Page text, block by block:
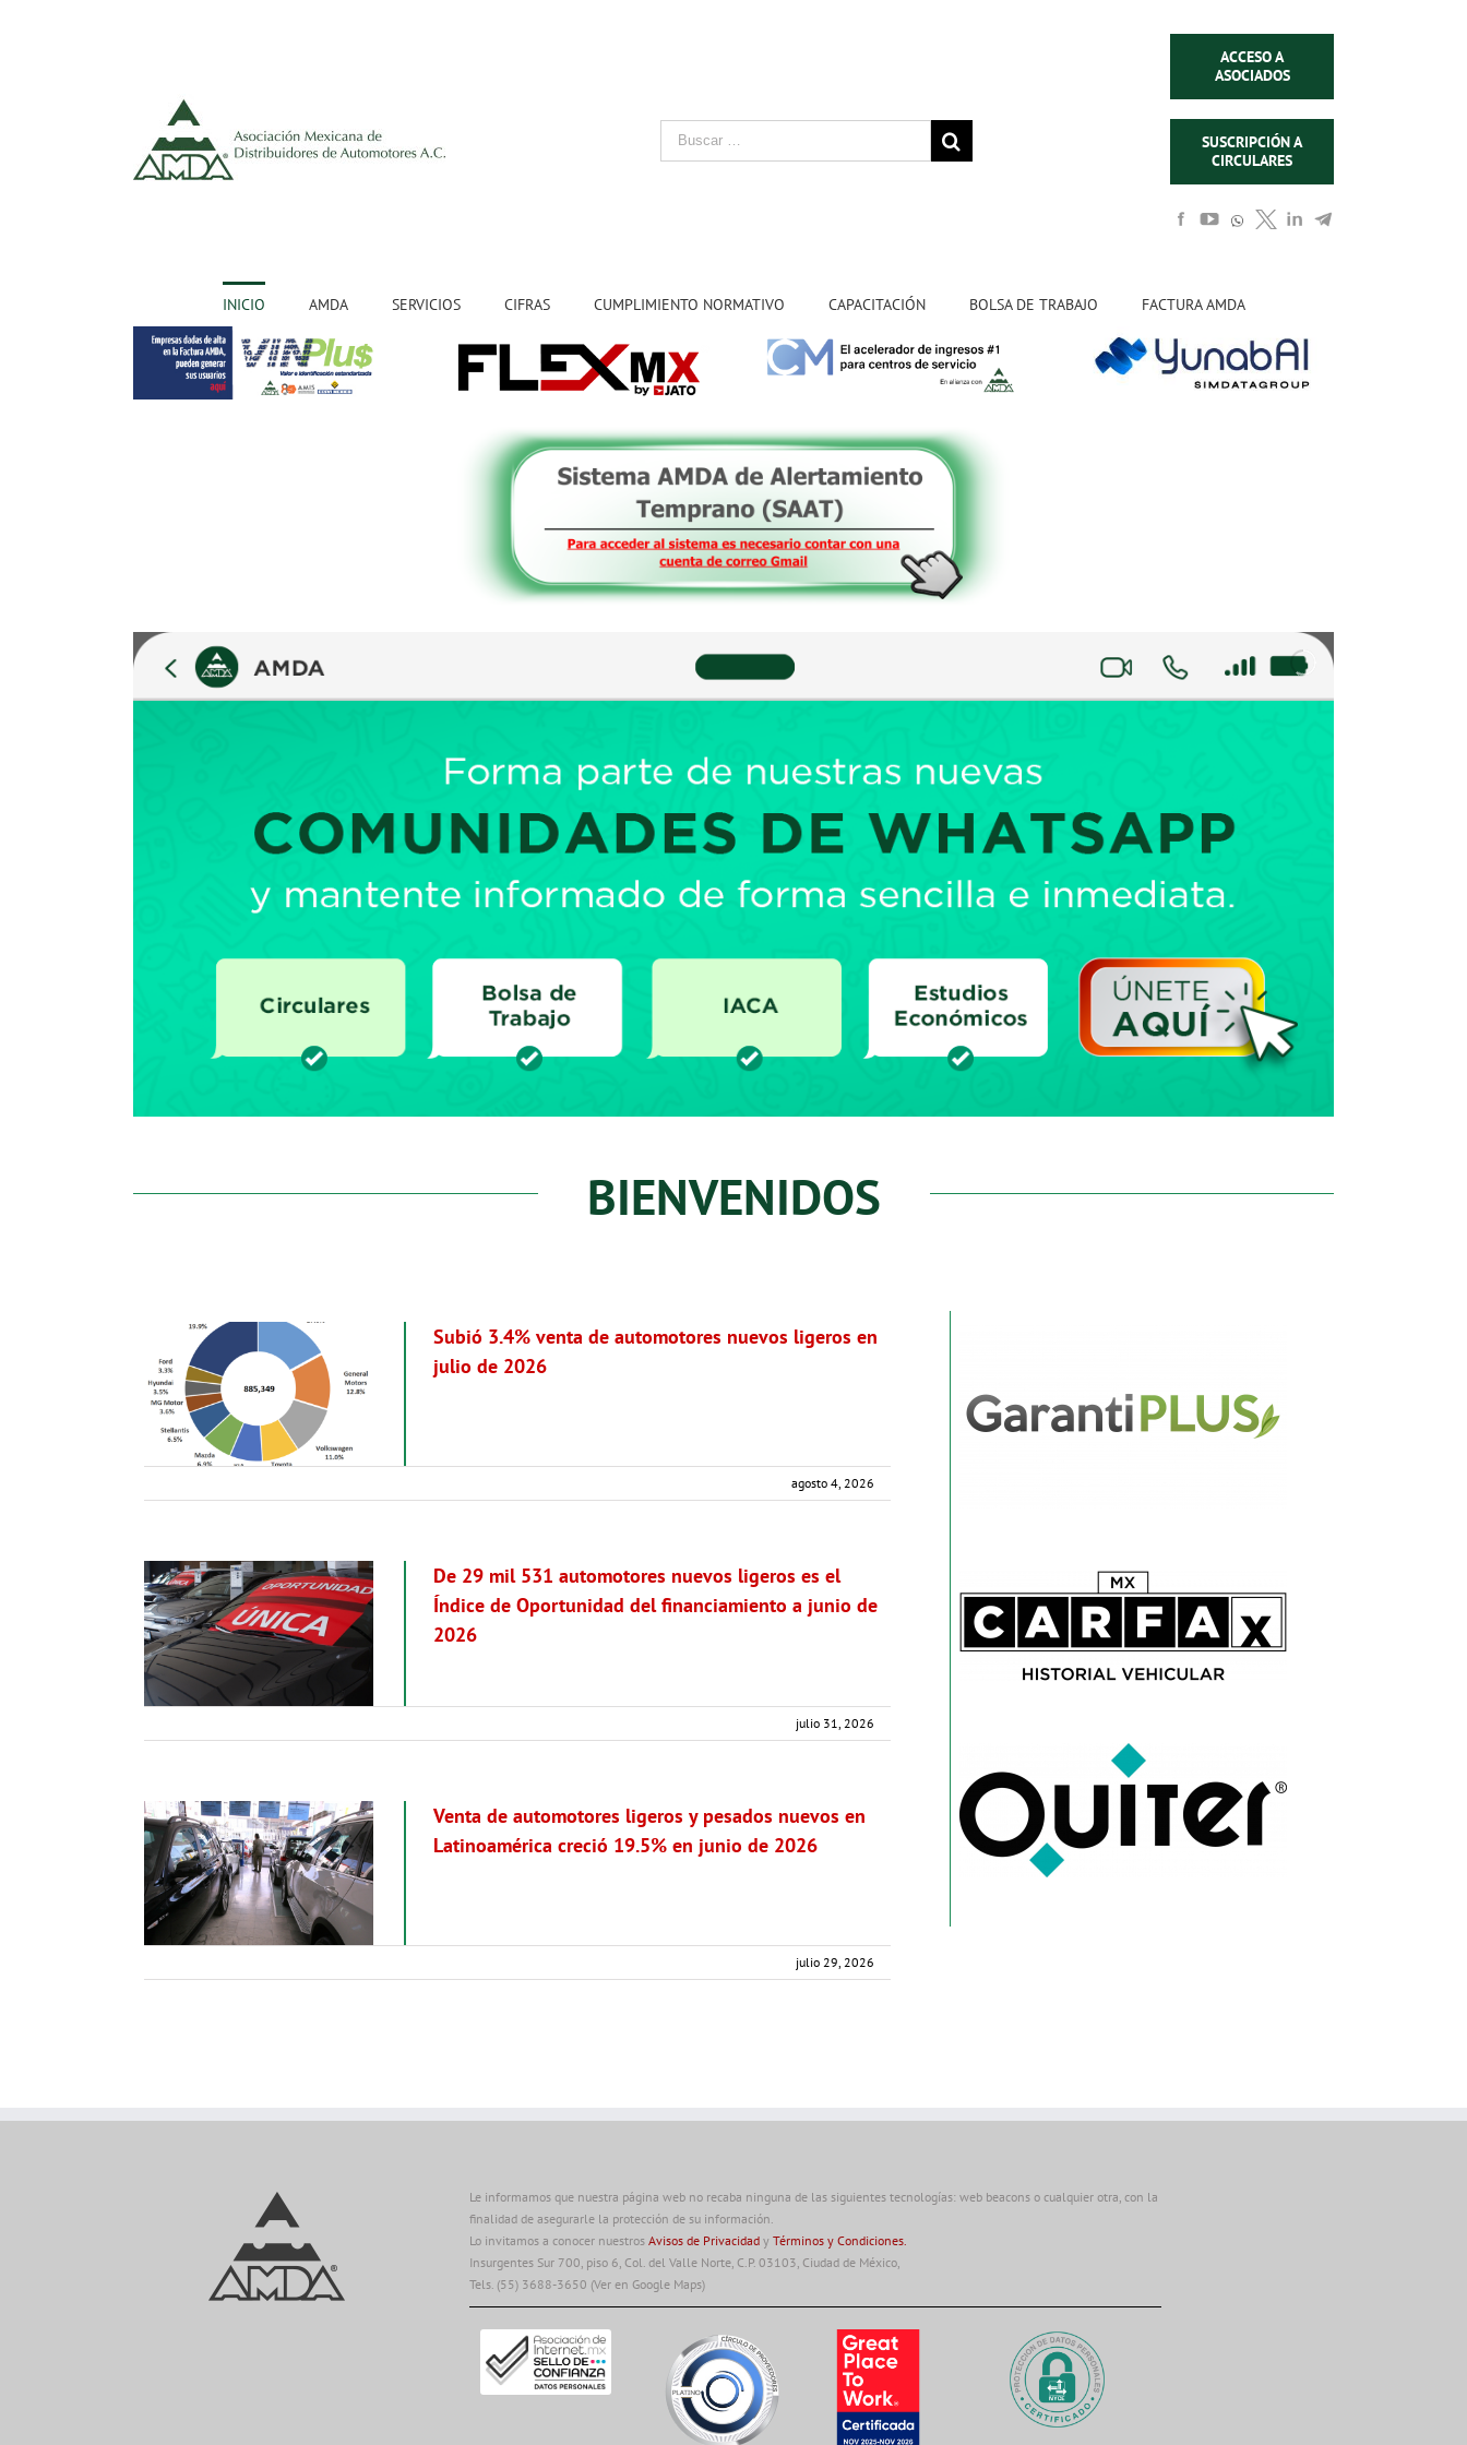
ACCESO A
ASOCIADOS
SUSCRIPCIÓN A
CIRCULARES
INICIO AMDA SERVICIOS CIFRAS CUMPLIMIENTO NORMATIVO CAPACITACIÓN BOLSA DE TRABAJO FACTURA AMDA
BIENVENIDOS
Subió 3.4% venta de automotores nuevos ligeros en
julio de 2026
agosto 4, 2026
De 29 mil 531 automotores nuevos ligeros es el
Índice de Oportunidad del financiamiento a junio de
2026
julio 31, 2026
Venta de automotores ligeros y pesados nuevos en
Latinoamérica creció 19.5% en junio de 2026
julio 29, 2026
Le informamos que nuestra página web no recaba ninguna de las siguientes tecnologías: web beacons o cualquier otra, con la
finalidad de asegurarle la protección de su información.
Lo invitamos a conocer nuestros Avisos de Privacidad y Términos y Condiciones.
Insurgentes Sur 700, piso 6, Col. del Valle Norte, C.P. 03103, Ciudad de México,
Tels. (55) 3688-3650 (Ver en Google Maps)